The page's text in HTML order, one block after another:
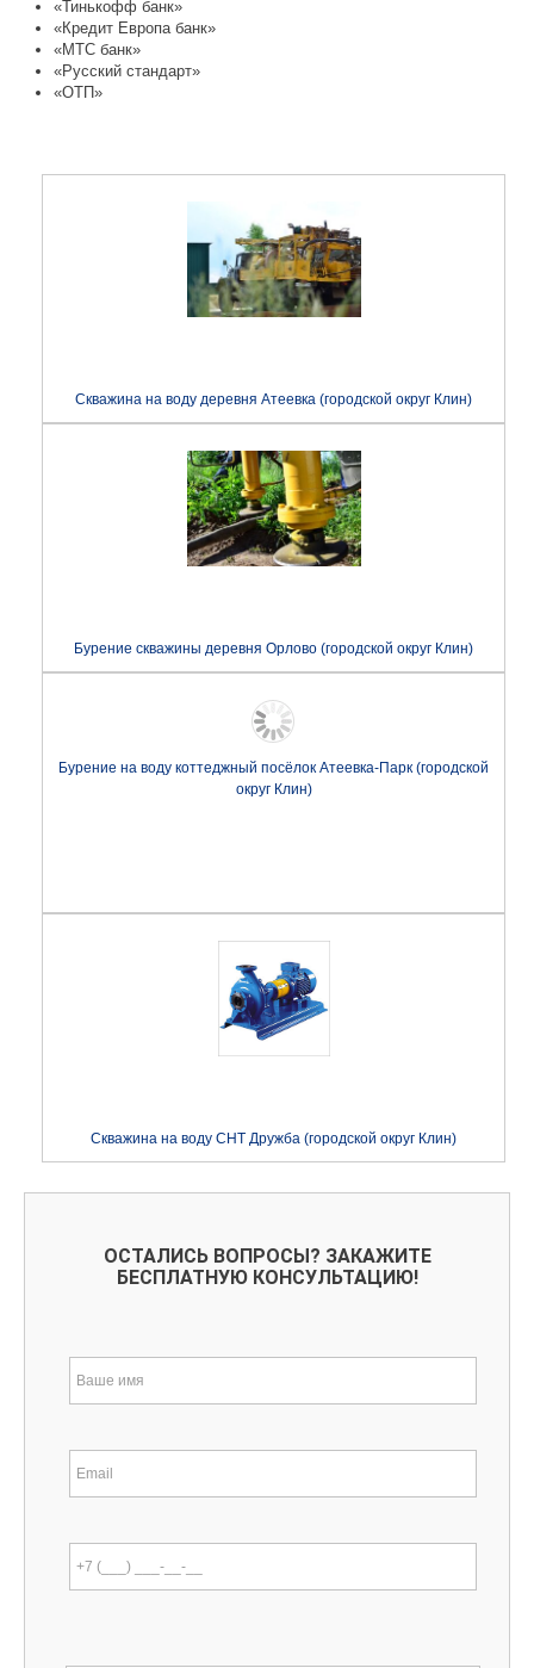
«Тинькофф банк»
«Кредит Европа банк»
«МТС банк»
«Русский стандарт»
«ОТП»
Скважина на воду деревня Атеевка (городской округ Клин)
Бурение скважины деревня Орлово (городской округ Клин)
Бурение на воду коттеджный посёлок Атеевка-Парк (городской
округ Клин)
Скважина на воду СНТ Дружба (городской округ Клин)
ОСТАЛИСЬ ВОПРОСЫ? ЗАКАЖИТЕ
БЕСПЛАТНУЮ КОНСУЛЬТАЦИЮ!